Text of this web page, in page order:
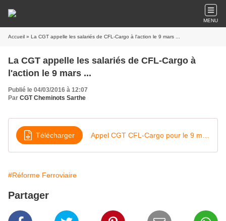
MENU
Accueil » La CGT appelle les salariés de CFL-Cargo à l'action le 9 mars ...
La CGT appelle les salariés de CFL-Cargo à
l'action le 9 mars ...
Publié le 04/03/2016 à 12:07
Par CGT Cheminots Sarthe
Télécharger
#Réforme Ferroviaire
Partager